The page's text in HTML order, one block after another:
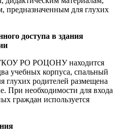
предназначенным для глухих
доступа в здания
РО РОЦОНУ находится
учебных корпуса, спальный
глухих родителей размещена
При необходимости для входа
граждан используется